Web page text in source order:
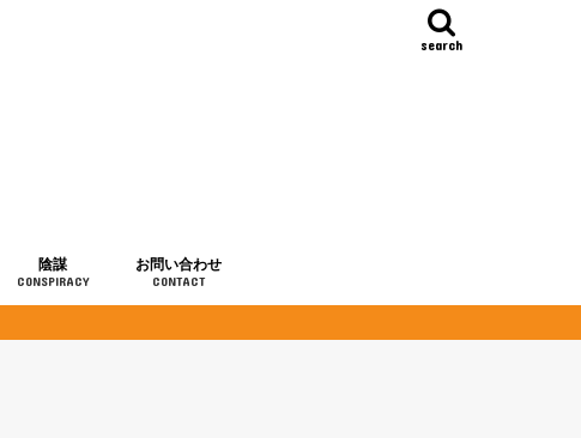
search
陰謀
CONSPIRACY
お問い合わせ
CONTACT